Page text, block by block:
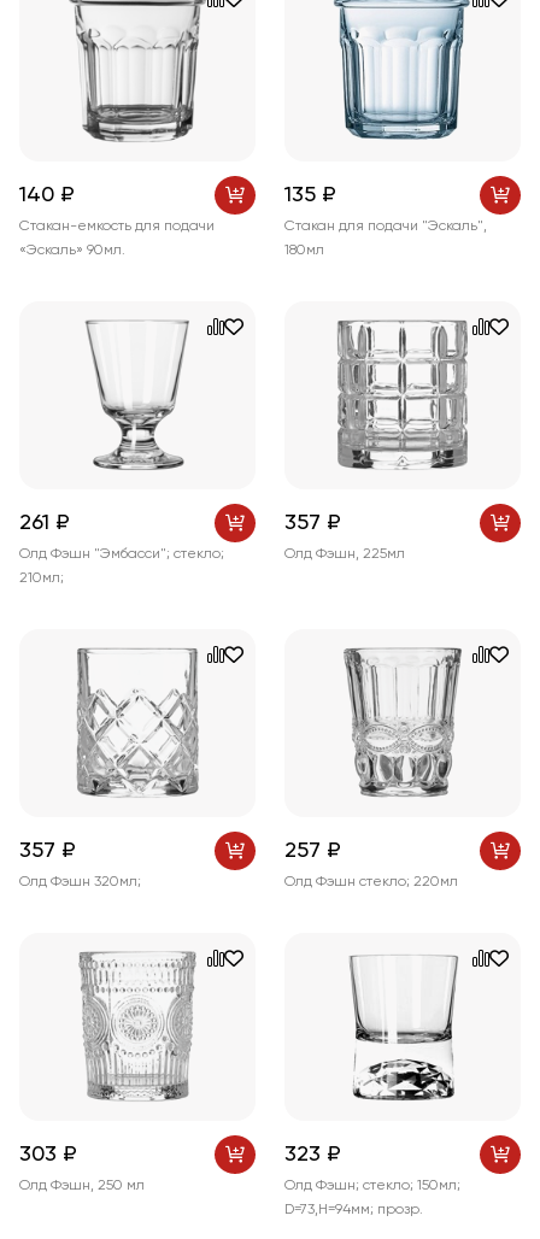
140 ₽
Стакан-емкость для подачи
«Эскаль» 90мл.
135 ₽
Стакан для подачи "Эскаль",
180мл
261 ₽
Олд Фэшн "Эмбасси"; стекло;
210мл;
357 ₽
Олд Фэшн, 225мл
357 ₽
Олд Фэшн 320мл;
257 ₽
Олд Фэшн стекло; 220мл
303 ₽
Олд Фэшн, 250 мл
323 ₽
Олд Фэшн; стекло; 150мл;
D=73,H=94мм; прозр.